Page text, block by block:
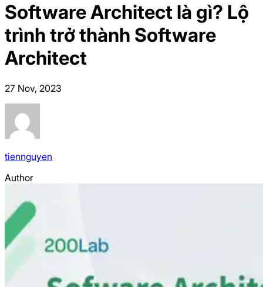
Software Architect là gì? Lộ
trình trở thành Software
Architect
27 Nov, 2023
tiennguyen
Author